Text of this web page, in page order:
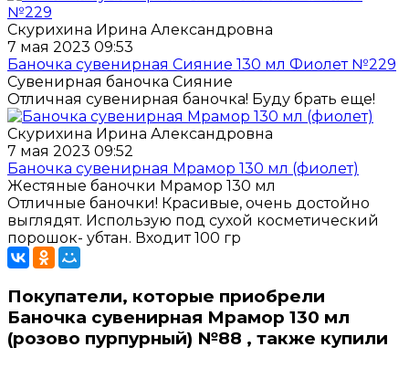
Скурихина Ирина Александровна
7 мая 2023 09:53
Баночка сувенирная Сияние 130 мл Фиолет №229
Сувенирная баночка Сияние
Отличная сувенирная баночка! Буду брать еще!
Скурихина Ирина Александровна
7 мая 2023 09:52
Баночка сувенирная Мрамор 130 мл (фиолет)
Жестяные баночки Мрамор 130 мл
Отличные баночки! Красивые, очень достойно
выглядят. Использую под сухой косметический
порошок- убтан. Входит 100 гр
Покупатели, которые приобрели
Баночка сувенирная Мрамор 130 мл
(розово пурпурный) №88 , также купили